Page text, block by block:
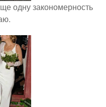
одну закономерность